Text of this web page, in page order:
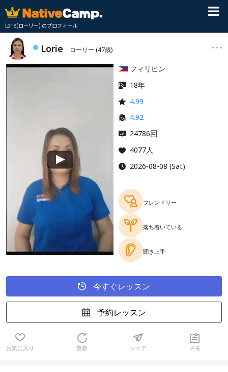
Lorie(ローリー) のプロフィール
Lorie ローリー (47歳)
フィリピン
18年
4.99
4.92
24786回
4077人
2026-08-08 (Sat)
フレンドリー
落ち着いている
聞き上手
今すぐレッスン
予約レッスン
お気に入り 更新 シェア メモ